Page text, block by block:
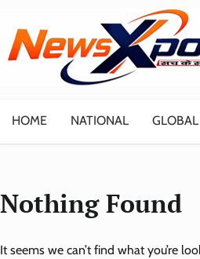
content
HOME NATIONAL GLOBAL
Nothing Found
It seems we can’t find what you’re